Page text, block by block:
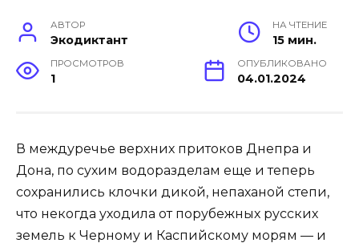
АВТОР
Экодиктант
НА ЧТЕНИЕ
15 мин.
ПРОСМОТРОВ
1
ОПУБЛИКОВАНО
04.01.2024
В междуречье верхних притоков Днепра и
Дона, по сухим водо­разделам еще и теперь
сохранились клочки дикой, непаханой степи,
что некогда уходила от порубежных русских
земель к Черному и Кас­пийскому морям — и